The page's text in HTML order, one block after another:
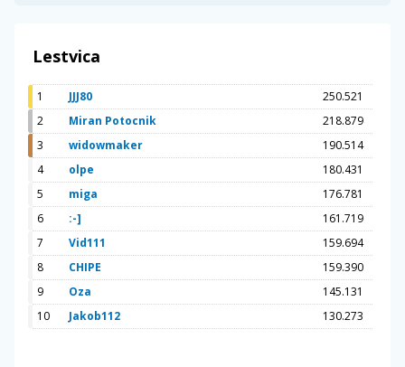
Lestvica
1 JJJ80
250.521
2
Miran Potocnik
218.879
3
widowmaker
190.514
4
olpe
180.431
5
miga
176.781
6
:-]
161.719
7
Vid111
159.694
8
CHIPE
159.390
9
Oza
145.131
10
Jakob112 130.273